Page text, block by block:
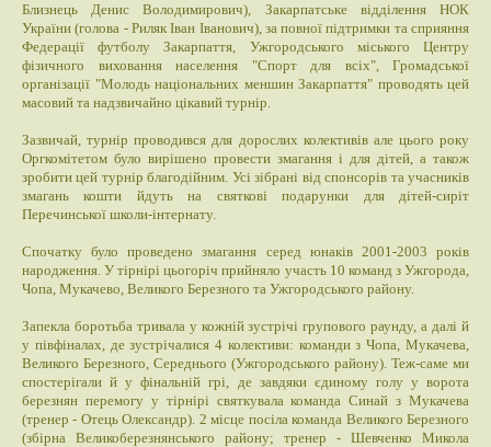
Близнець Денис Володимирович), Закарпатське відділення НОК
України (голова - Риляк Іван Іванович), за повної підтримки та сприяння
Федерації футболу Закарпаття, Ужгородського міського Центру
фізичного виховання населення "Спорт для всіх", Громадської
організації "Молодь національних меншин Закарпаття" проводять цей
масовий та надзвичайно цікавий турнір.
Зазвичай, турнір проводився для дорослих колективів але цього року
Оргкомітетом було вирішено провести змагання і для дітей, а також
зробити цей турнір благодійним. Усі зібрані від спонсорів та учасників
змагань кошти йдуть на святкові подарунки для дітей-сиріт
Перечинської школи-інтернату.
Спочатку було проведено змагання серед юнаків 2001-2003 років
народження. У тірнірі цьогоріч прийняло участь 10 команд з Ужгорода,
Чопа, Мукачево, Великого Березного та Ужгородського району.
Запекла боротьба тривала у кожній зустрічі групового раунду, а далі й
у півфіналах, де зустрічалися 4 колективи: команди з Чопа, Мукачева,
Великого Березного, Середнього (Ужгородського району). Теж-саме ми
спостерігали й у фінальній грі, де завдяки єдиному голу у ворота
березнян перемогу у тірнірі святкувала команда Синай з Мукачева
(тренер - Отець Олександр). 2 місце посіла команда Великого Березного
(збірна Великоберезнянського району; тренер - Шевченко Микола